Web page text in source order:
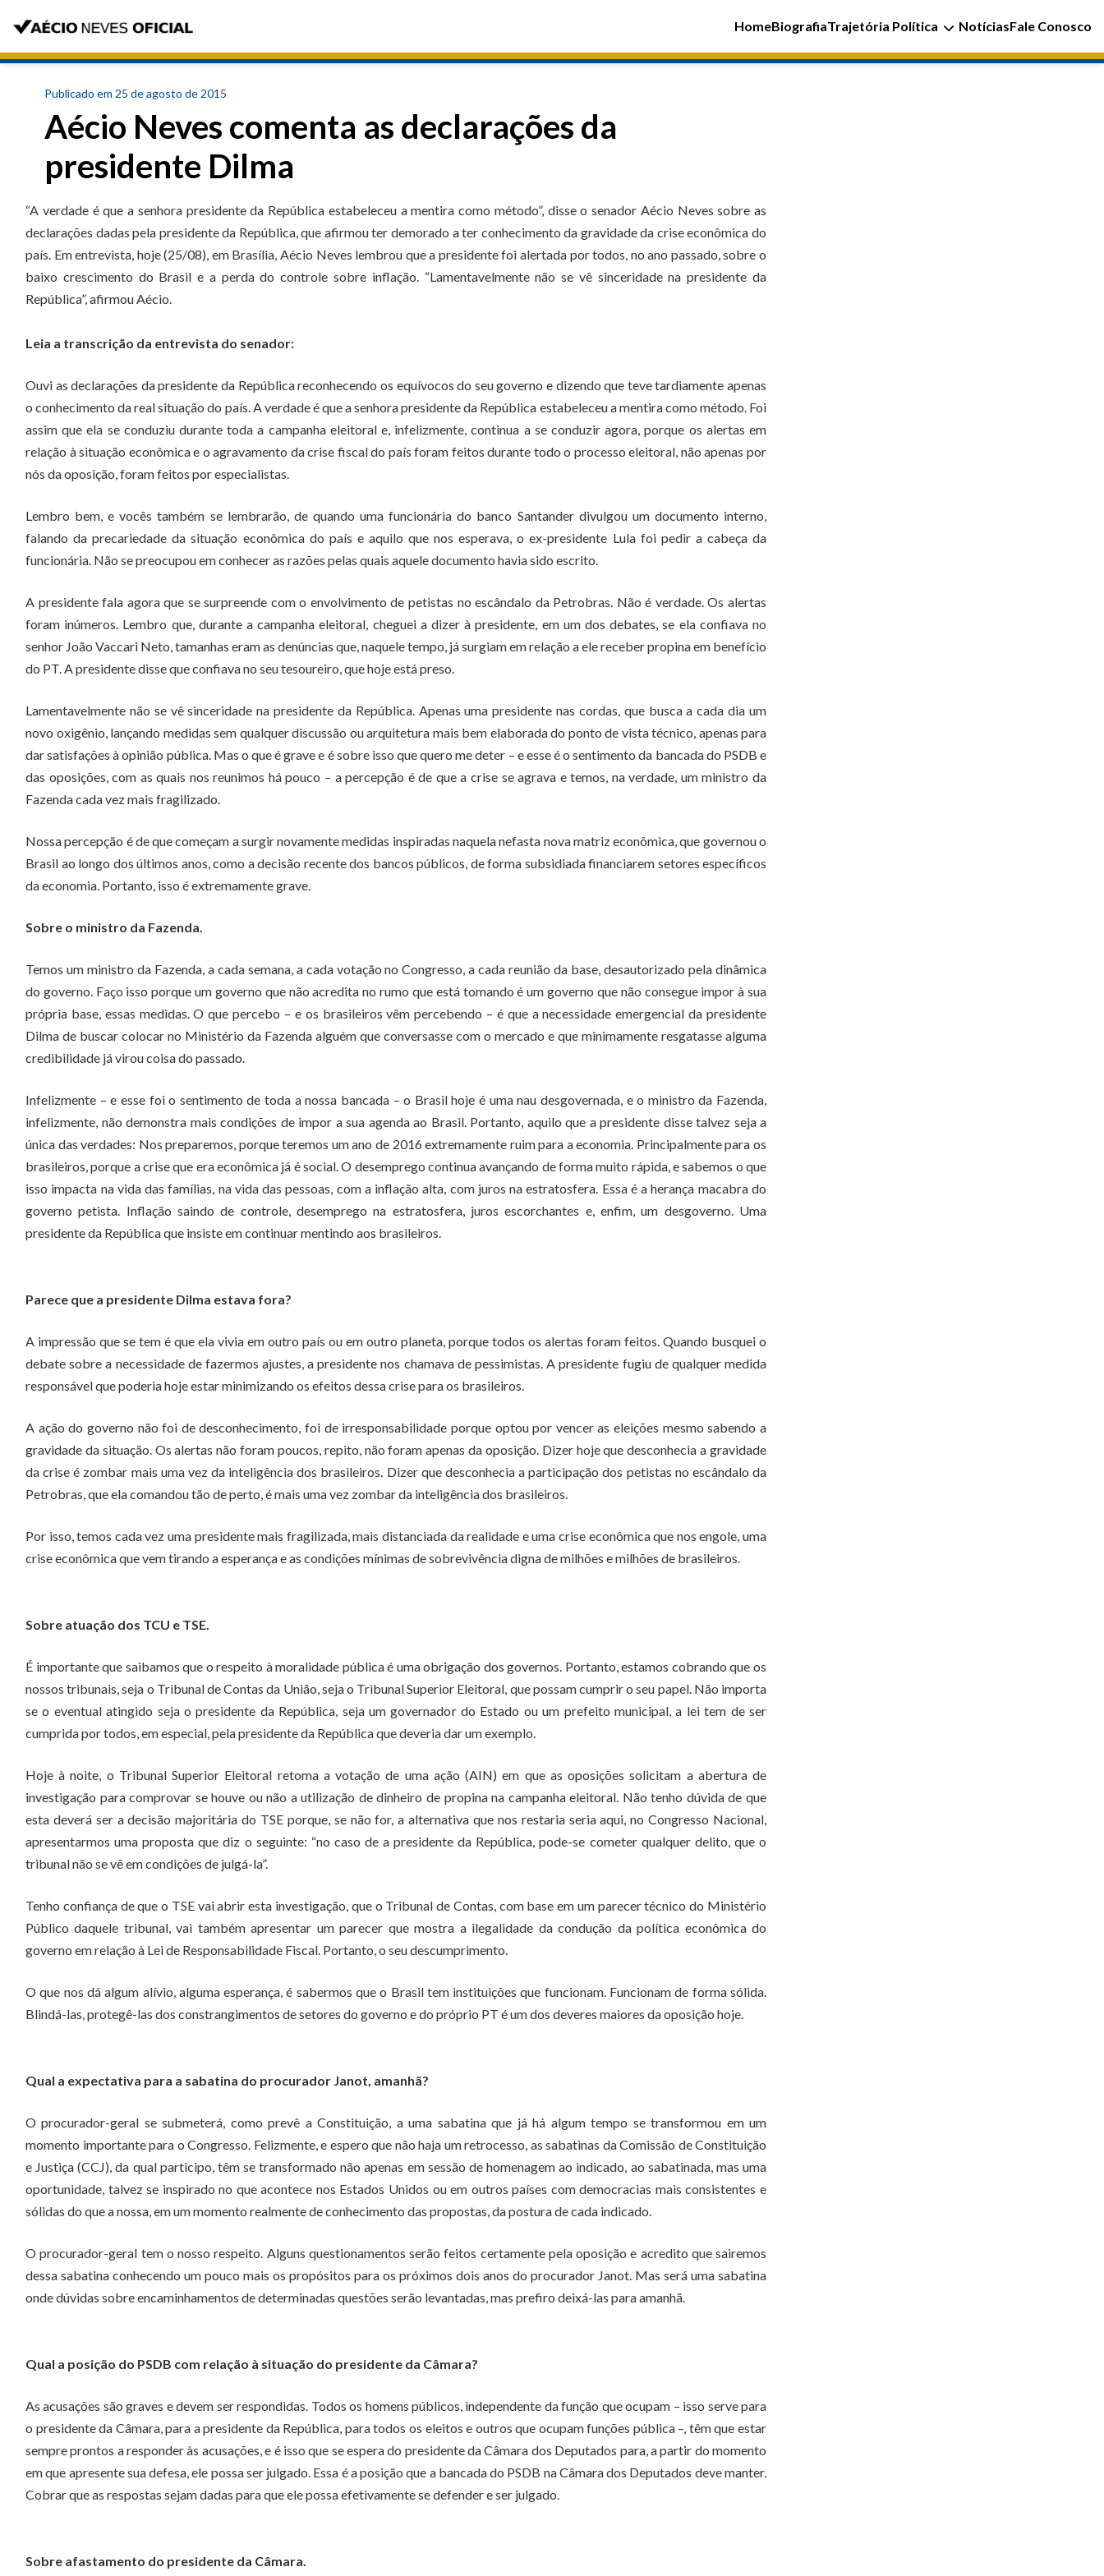
HomeBiografiaTrajetória Política NotíciasFale Conosco
Publicado em 25 de agosto de 2015
Aécio Neves comenta as declarações da
presidente Dilma
“A verdade é que a senhora presidente da República estabeleceu a mentira como método”, disse o senador Aécio Neves sobre as
declarações dadas pela presidente da República, que afirmou ter demorado a ter conhecimento da gravidade da crise econômica do
país. Em entrevista, hoje (25/08), em Brasília, Aécio Neves lembrou que a presidente foi alertada por todos, no ano passado, sobre o
baixo crescimento do Brasil e a perda do controle sobre inflação. “Lamentavelmente não se vê sinceridade na presidente da
República”, afirmou Aécio.
Leia a transcrição da entrevista do senador:
Ouvi as declarações da presidente da República reconhecendo os equívocos do seu governo e dizendo que teve tardiamente apenas
o conhecimento da real situação do país. A verdade é que a senhora presidente da República estabeleceu a mentira como método. Foi
assim que ela se conduziu durante toda a campanha eleitoral e, infelizmente, continua a se conduzir agora, porque os alertas em
relação à situação econômica e o agravamento da crise fiscal do país foram feitos durante todo o processo eleitoral, não apenas por
nós da oposição, foram feitos por especialistas.
Lembro bem, e vocês também se lembrarão, de quando uma funcionária do banco Santander divulgou um documento interno,
falando da precariedade da situação econômica do país e aquilo que nos esperava, o ex-presidente Lula foi pedir a cabeça da
funcionária. Não se preocupou em conhecer as razões pelas quais aquele documento havia sido escrito.
A presidente fala agora que se surpreende com o envolvimento de petistas no escândalo da Petrobras. Não é verdade. Os alertas
foram inúmeros. Lembro que, durante a campanha eleitoral, cheguei a dizer à presidente, em um dos debates, se ela confiava no
senhor João Vaccari Neto, tamanhas eram as denúncias que, naquele tempo, já surgiam em relação a ele receber propina em benefício
do PT. A presidente disse que confiava no seu tesoureiro, que hoje está preso.
Lamentavelmente não se vê sinceridade na presidente da República. Apenas uma presidente nas cordas, que busca a cada dia um
novo oxigênio, lançando medidas sem qualquer discussão ou arquitetura mais bem elaborada do ponto de vista técnico, apenas para
dar satisfações à opinião pública. Mas o que é grave e é sobre isso que quero me deter – e esse é o sentimento da bancada do PSDB e
das oposições, com as quais nos reunimos há pouco – a percepção é de que a crise se agrava e temos, na verdade, um ministro da
Fazenda cada vez mais fragilizado.
Nossa percepção é de que começam a surgir novamente medidas inspiradas naquela nefasta nova matriz econômica, que governou o
Brasil ao longo dos últimos anos, como a decisão recente dos bancos públicos, de forma subsidiada financiarem setores específicos
da economia. Portanto, isso é extremamente grave.
Sobre o ministro da Fazenda.
Temos um ministro da Fazenda, a cada semana, a cada votação no Congresso, a cada reunião da base, desautorizado pela dinâmica
do governo. Faço isso porque um governo que não acredita no rumo que está tomando é um governo que não consegue impor à sua
própria base, essas medidas. O que percebo – e os brasileiros vêm percebendo – é que a necessidade emergencial da presidente
Dilma de buscar colocar no Ministério da Fazenda alguém que conversasse com o mercado e que minimamente resgatasse alguma
credibilidade já virou coisa do passado.
Infelizmente – e esse foi o sentimento de toda a nossa bancada – o Brasil hoje é uma nau desgovernada, e o ministro da Fazenda,
infelizmente, não demonstra mais condições de impor a sua agenda ao Brasil. Portanto, aquilo que a presidente disse talvez seja a
única das verdades: Nos preparemos, porque teremos um ano de 2016 extremamente ruim para a economia. Principalmente para os
brasileiros, porque a crise que era econômica já é social. O desemprego continua avançando de forma muito rápida, e sabemos o que
isso impacta na vida das famílias, na vida das pessoas, com a inflação alta, com juros na estratosfera. Essa é a herança macabra do
governo petista. Inflação saindo de controle, desemprego na estratosfera, juros escorchantes e, enfim, um desgoverno. Uma
presidente da República que insiste em continuar mentindo aos brasileiros.
Parece que a presidente Dilma estava fora?
A impressão que se tem é que ela vivia em outro país ou em outro planeta, porque todos os alertas foram feitos. Quando busquei o
debate sobre a necessidade de fazermos ajustes, a presidente nos chamava de pessimistas. A presidente fugiu de qualquer medida
responsável que poderia hoje estar minimizando os efeitos dessa crise para os brasileiros.
A ação do governo não foi de desconhecimento, foi de irresponsabilidade porque optou por vencer as eleições mesmo sabendo a
gravidade da situação. Os alertas não foram poucos, repito, não foram apenas da oposição. Dizer hoje que desconhecia a gravidade
da crise é zombar mais uma vez da inteligência dos brasileiros. Dizer que desconhecia a participação dos petistas no escândalo da
Petrobras, que ela comandou tão de perto, é mais uma vez zombar da inteligência dos brasileiros.
Por isso, temos cada vez uma presidente mais fragilizada, mais distanciada da realidade e uma crise econômica que nos engole, uma
crise econômica que vem tirando a esperança e as condições mínimas de sobrevivência digna de milhões e milhões de brasileiros.
Sobre atuação dos TCU e TSE.
É importante que saibamos que o respeito à moralidade pública é uma obrigação dos governos. Portanto, estamos cobrando que os
nossos tribunais, seja o Tribunal de Contas da União, seja o Tribunal Superior Eleitoral, que possam cumprir o seu papel. Não importa
se o eventual atingido seja o presidente da República, seja um governador do Estado ou um prefeito municipal, a lei tem de ser
cumprida por todos, em especial, pela presidente da República que deveria dar um exemplo.
Hoje à noite, o Tribunal Superior Eleitoral retoma a votação de uma ação (AIN) em que as oposições solicitam a abertura de
investigação para comprovar se houve ou não a utilização de dinheiro de propina na campanha eleitoral. Não tenho dúvida de que
esta deverá ser a decisão majoritária do TSE porque, se não for, a alternativa que nos restaria seria aqui, no Congresso Nacional,
apresentarmos uma proposta que diz o seguinte: “no caso de a presidente da República, pode-se cometer qualquer delito, que o
tribunal não se vê em condições de julgá-la”.
Tenho confiança de que o TSE vai abrir esta investigação, que o Tribunal de Contas, com base em um parecer técnico do Ministério
Público daquele tribunal, vai também apresentar um parecer que mostra a ilegalidade da condução da política econômica do
governo em relação à Lei de Responsabilidade Fiscal. Portanto, o seu descumprimento.
O que nos dá algum alívio, alguma esperança, é sabermos que o Brasil tem instituições que funcionam. Funcionam de forma sólida.
Blindá-las, protegê-las dos constrangimentos de setores do governo e do próprio PT é um dos deveres maiores da oposição hoje.
Qual a expectativa para a sabatina do procurador Janot, amanhã?
O procurador-geral se submeterá, como prevê a Constituição, a uma sabatina que já há algum tempo se transformou em um
momento importante para o Congresso. Felizmente, e espero que não haja um retrocesso, as sabatinas da Comissão de Constituição
e Justiça (CCJ), da qual participo, têm se transformado não apenas em sessão de homenagem ao indicado, ao sabatinada, mas uma
oportunidade, talvez se inspirado no que acontece nos Estados Unidos ou em outros países com democracias mais consistentes e
sólidas do que a nossa, em um momento realmente de conhecimento das propostas, da postura de cada indicado.
O procurador-geral tem o nosso respeito. Alguns questionamentos serão feitos certamente pela oposição e acredito que sairemos
dessa sabatina conhecendo um pouco mais os propósitos para os próximos dois anos do procurador Janot. Mas será uma sabatina
onde dúvidas sobre encaminhamentos de determinadas questões serão levantadas, mas prefiro deixá-las para amanhã.
Qual a posição do PSDB com relação à situação do presidente da Câmara?
As acusações são graves e devem ser respondidas. Todos os homens públicos, independente da função que ocupam – isso serve para
o presidente da Câmara, para a presidente da República, para todos os eleitos e outros que ocupam funções pública –, têm que estar
sempre prontos a responder às acusações, e é isso que se espera do presidente da Câmara dos Deputados para, a partir do momento
em que apresente sua defesa, ele possa ser julgado. Essa é a posição que a bancada do PSDB na Câmara dos Deputados deve manter.
Cobrar que as respostas sejam dadas para que ele possa efetivamente se defender e ser julgado.
Sobre afastamento do presidente da Câmara.